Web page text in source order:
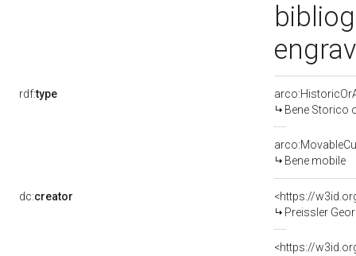
rdf:type
Bene Storico
Bene mobile
dc:creator
<https://
Preissler
<https://